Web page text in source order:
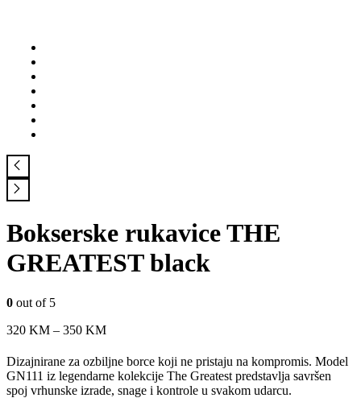
Bokserske rukavice THE
GREATEST black
0 out of 5
320 KM – 350 KM
Dizajnirane za ozbiljne borce koji ne pristaju na kompromis. Model
GN111 iz legendarne kolekcije The Greatest predstavlja savršen
spoj vrhunske izrade, snage i kontrole u svakom udarcu.